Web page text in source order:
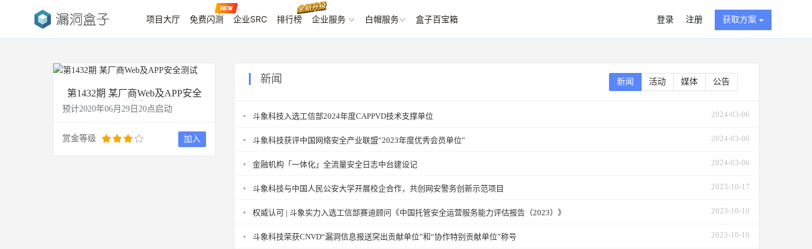
项目大厅 免费闪测 企业SRC 排行榜 企业服务 白帽服务 盒子百宝箱 登录 注册 获取方案
第1432期 某厂商Web及APP安全
测试
预计2020年06月29日20点启动
赏金等级 加入
新闻 新闻 活动 媒体 公告
斗象科技入选工信部2024年度CAPPVD技术支撑单位 2024-03-06
斗象科技获评中国网络安全产业联盟“2023年度优秀会员单位” 2024-03-06
金融机构「一体化」全流量安全日志中台建设记 2024-03-06
斗象科技与中国人民公安大学开展校企合作，共创网安警务创新示范项目 2023-10-17
权威认可 | 斗象实力入选工信部赛迪顾问《中国托管安全运营服务能力评估报告（2023）》 2023-10-10
斗象科技荣获CNVD“漏洞信息报送突出贡献单位”和“协作特别贡献单位”称号 2023-10-10